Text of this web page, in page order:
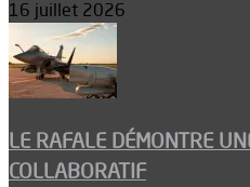
16 juillet 2026
LE RAFALE DÉMONTRE
COLLABORATIF